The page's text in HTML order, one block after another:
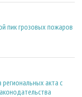
пик грозовых пожаров
акта с